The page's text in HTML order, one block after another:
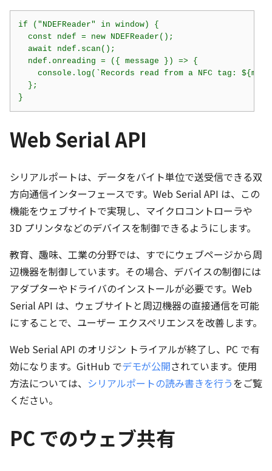
if ("NDEFReader" in window) {
  const ndef = new NDEFReader();
  await ndef.scan();
  ndef.onreading = ({ message }) => {
console.log(`Records read from a NFC tag:
  };
}
Web Serial API
シリアルポートは、データをバイト単位で送受信できる双
方向通信インターフェースです。Web Serial API は、この
機能をウェブサイトで実現し、マイクロコントローラや
3D プリンタなどのデバイスを制御できるようにします。
教育、趣味、工業の分野では、すでにウェブページから周
辺機器を制御しています。その場合、デバイスの制御には
アダプターやドライバのインストールが必要です。Web
Serial API は、ウェブサイトと周辺機器の直接通信を可能
にすることで、ユーザー エクスペリエンスを改善します。
Web Serial API のオリジン トライアルが終了し、PC で有
効になります。GitHub でデモが公開されています。使用
方法については、 シリアルポートの読み書きを行うをご覧
ください。
PC でのウェブ共有